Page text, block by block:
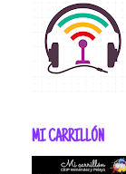
MI CARRILLÓN